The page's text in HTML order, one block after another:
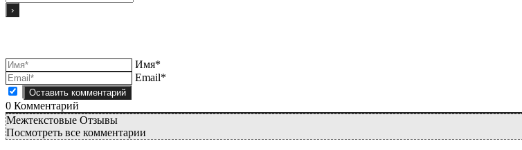
Имя*
Email*
0 Комментарий
Межтекстовые Отзывы
Посмотреть все комментарии